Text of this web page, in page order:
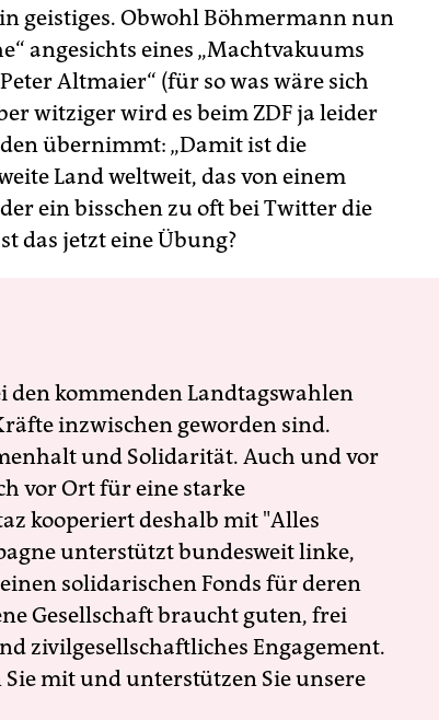
geistiges. Obwohl Böhmermann nun
angesichts eines „Machtvakuums
Altmaier“ (für so was wäre sich
witziger wird es beim ZDF ja leider
übernimmt: „Damit ist die
Land weltweit, das von einem
ein bisschen zu oft bei Twitter die
das jetzt eine Übung?
den kommenden Landtagswahlen
inzwischen geworden sind.
und Solidarität. Auch und vor
vor Ort für eine starke
kooperiert deshalb mit "Alles
unterstützt bundesweit linke,
solidarischen Fonds für deren
Gesellschaft braucht guten, frei
zivilgesellschaftliches Engagement.
mit und unterstützen Sie unsere